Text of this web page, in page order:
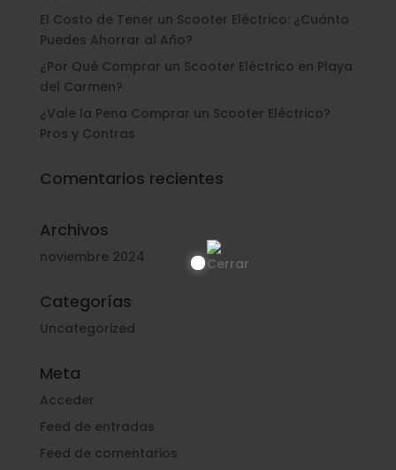
El Costo de Tener un Scooter Eléctrico: ¿Cuánto
Puedes Ahorrar al Año?
¿Por Qué Comprar un Scooter Eléctrico en Playa
del Carmen?
¿Vale la Pena Comprar un Scooter Eléctrico?
Pros y Contras
Comentarios recientes
Archivos
noviembre 2024
Categorías
Uncategorized
Meta
Acceder
Feed de entradas
Feed de comentarios